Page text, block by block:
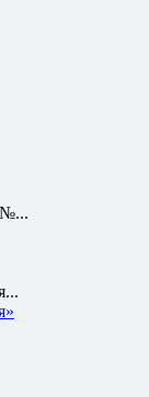
№...